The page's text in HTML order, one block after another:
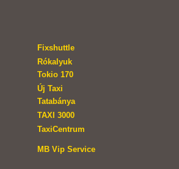
Fixshuttle
Rókalyuk
Tokio 170
Új Taxi
Tatabánya
TAXI 3000
TaxiCentrum
MB Vip Service